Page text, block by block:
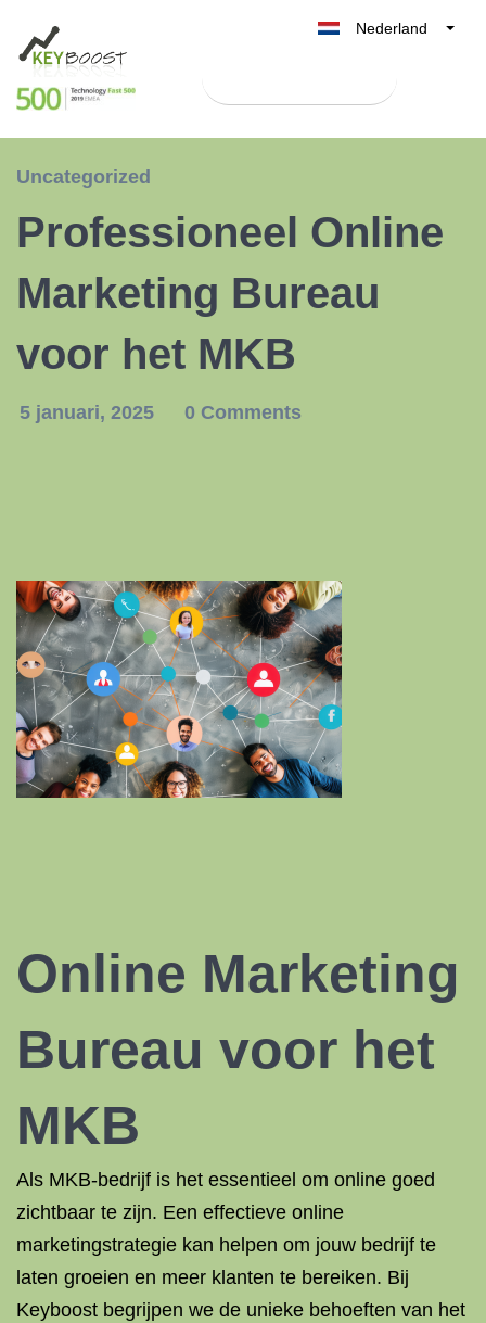
Nederland
België
España
Uncategorized
Professioneel Online
Marketing Bureau
voor het MKB
5 januari, 2025 0 Comments
Online Marketing
Bureau voor het
MKB
Als MKB-bedrijf is het essentieel om online goed
zichtbaar te zijn. Een effectieve online
marketingstrategie kan helpen om jouw bedrijf te
laten groeien en meer klanten te bereiken. Bij
Keyboost begrijpen we de unieke behoeften van het